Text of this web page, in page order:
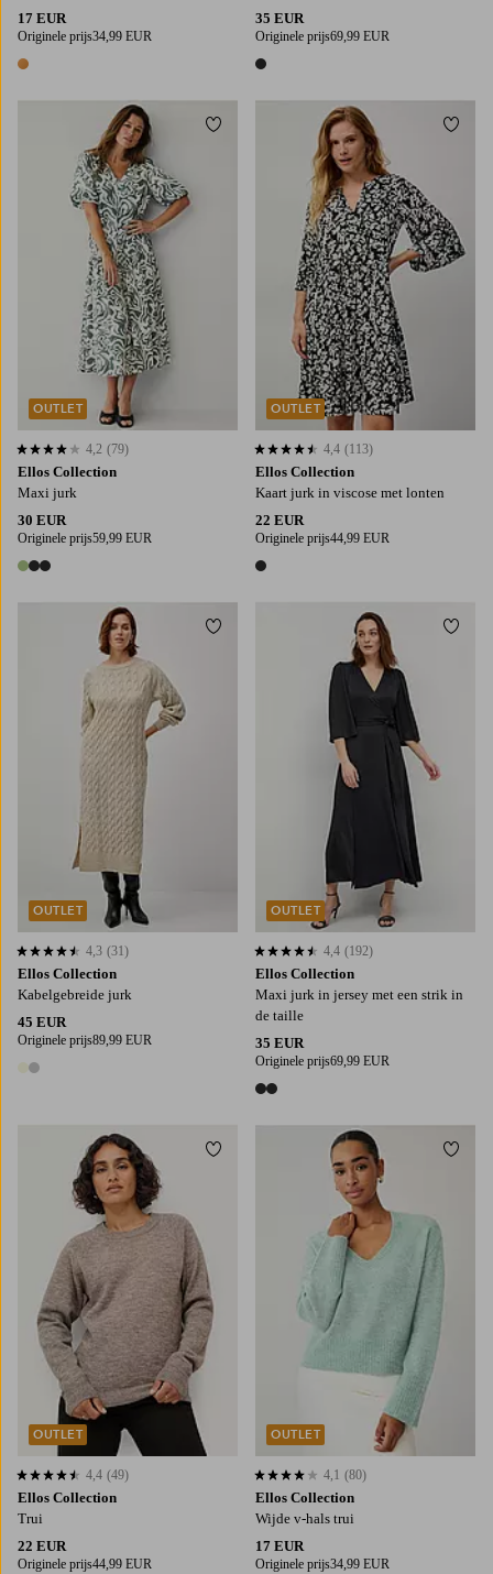
17 EUR
Originele prijs34,99 EUR
1 kleur
35 EUR
Originele prijs69,99 EUR
1 kleur
Ellos Collection
Maxi jurk
30 EUR
Originele prijs59,99 EUR
3 kleuren
4,2 op basis van 79 beoordelingen
4,2 (79)
OUTLET
Toevoegen aan favorieten
Ellos Collection
Kaart jurk in viscose met lonten
22 EUR
Originele prijs44,99 EUR
1 kleur
4,4 op basis van 113 beoordelingen
4,4 (113)
OUTLET
38/4042/4446/4850/52
Ellos Collection
Kabelgebreide jurk
45 EUR
Originele prijs89,99 EUR
2 kleuren
4,3 op basis van 31 beoordelingen
4,3 (31)
OUTLET
Toevoegen aan favorieten
42/44 46/48 50/52
Ellos Collection
Maxi jurk in jersey met een strik in
de taille
35 EUR
Originele prijs69,99 EUR
2 kleuren
4,4 op basis van 192 beoordelingen
4,4 (192)
OUTLET
42/44 46/48 50/52
Ellos Collection
Trui
22 EUR
Originele prijs44,99 EUR
4,4 op basis van 49 beoordelingen
4,4 (49)
OUTLET
Toevoegen aan favorieten
XL
Ellos Collection
Wijde v-hals trui
17 EUR
Originele prijs34,99 EUR
4,1 op basis van 80 beoordelingen
4,1 (80)
OUTLET